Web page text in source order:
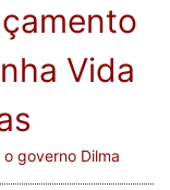
Vida
governo Dilma